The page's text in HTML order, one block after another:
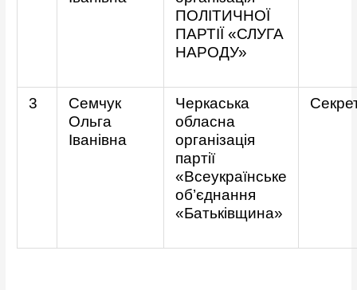
ПОЛІТИЧНОЇ
ПАРТІЇ «СЛУГА
НАРОДУ»
3
Семчук
Ольга
Іванівна
Черкаська
обласна
організація
партії
«Всеукраїнське
об’єднання
«Батьківщина»